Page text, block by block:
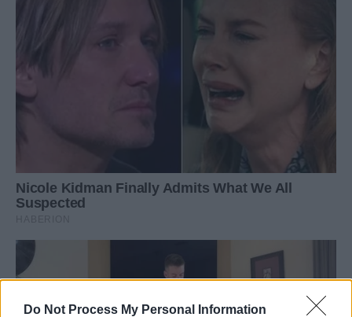
Do Not Process My Personal Information